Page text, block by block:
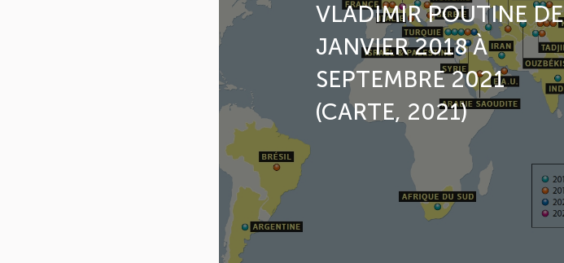
VLADIMIR POUTINE DE
JANVIER 2018 À
SEPTEMBRE 2021
(CARTE, 2021)